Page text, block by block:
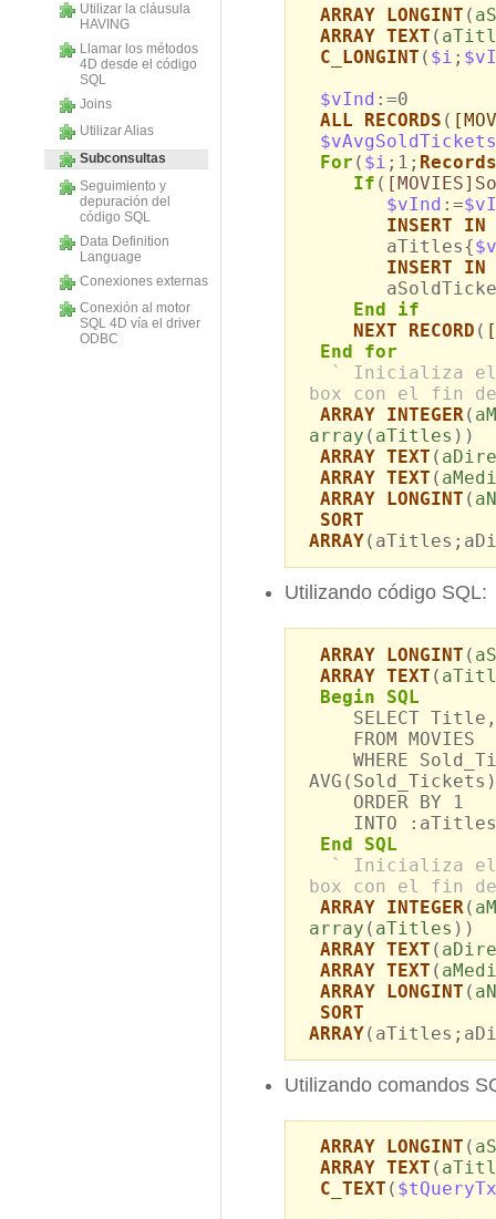
Utilizar la cláusula
HAVING
Llamar los métodos
4D desde el código
SQL
Joins
Utilizar Alias
Subconsultas
Seguimiento y
depuración del
código SQL
Data Definition
Language
Conexiones externas
Conexión al motor
SQL 4D vía el driver
ODBC
ARRAY LONGINT (
ARRAY TEXT (
C_LONGINT ( $i ;
$vInd :=0
ALL RECORDS (
$vAvgSoldTickets
For ( $i ;1;
If (
$vInd :=
INSERT IN
aTitles{
INSERT IN
End if
NEXT RECORD (
End for
` Inicializa el
box con el fin
ARRAY INTEGER(
array ( aTitles ))
ARRAY TEXT (
ARRAY TEXT (
ARRAY LONGINT (
SORT
ARRAY
Utilizando código SQL:
ARRAY LONGINT (
ARRAY TEXT (
Begin SQL
SELECT Title,
FROM MOVIES
WHERE
AVG(Sold_Tickets)
ORDER BY 1
INTO
End SQL
` Inicializa el
box con el fin
ARRAY INTEGER(
array ( aTitles ))
ARRAY TEXT (
ARRAY TEXT (
ARRAY LONGINT (
SORT
ARRAY
Utilizando comandos
ARRAY LONGINT (
ARRAY TEXT (
C_TEXT (